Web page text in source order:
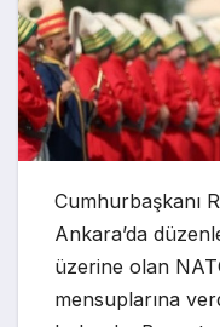
Cumhurbaşkanı
Ankara’da
üzerine olan
mensuplarına